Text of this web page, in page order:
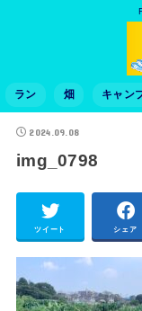
ラン 畑 キャン
2024.09.08
img_0798
ツイート シェア